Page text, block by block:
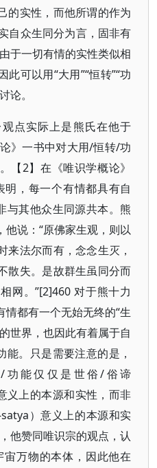
的实性，而他所谓的作为
自众生同分为言，固非有
于一切有情的实性类似相
可以用“大用”“恒转”“功
论。
观点实际上是熊氏在他于
》一书中对大用/恒转/功
【2】在《唯识学概论》
明，每一个有情都具有自
与其他众生同源共本。熊
说：“原佛家生观，则以
来法尔而有，念念生灭，
散失。是故群生虽同分而
网。”[2]460 对于熊十力
都有一个无始无终的“生
世界，也因此有着属于自
。只是需要注意的是，
能仅仅是世俗/俗谛
义上的本源和实性，而非
）意义上的本源和实
他赞同唯识宗的观点，认
万物的本体，因此他在